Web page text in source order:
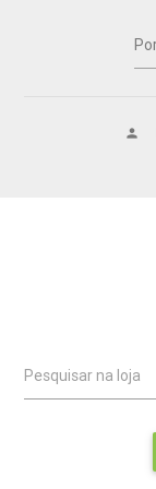
person
Pesquisar na loja